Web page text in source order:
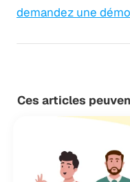
demandez une
Ces articles